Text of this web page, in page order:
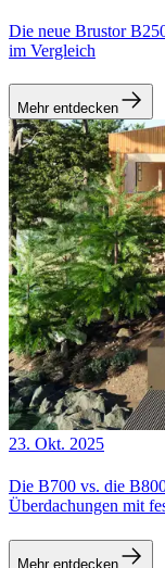
Die neue Brustor
im Vergleich
Mehr entdecken
23. Okt. 2025
Die B700 vs. die
Überdachungen mit
Mehr entdecken